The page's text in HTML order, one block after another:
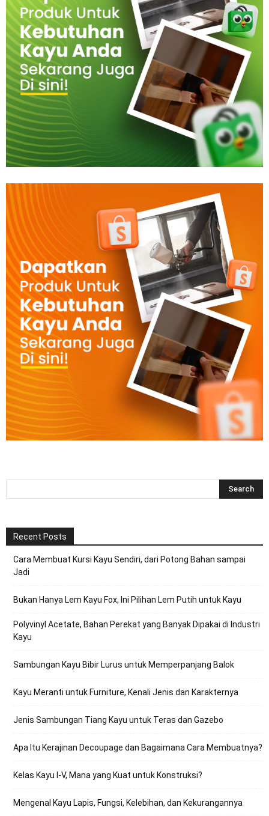
Recent Posts
Cara Membuat Kursi Kayu Sendiri, dari Potong Bahan sampai
Jadi
Bukan Hanya Lem Kayu Fox, Ini Pilihan Lem Putih untuk Kayu
Polyvinyl Acetate, Bahan Perekat yang Banyak Dipakai di Industri
Kayu
Sambungan Kayu Bibir Lurus untuk Memperpanjang Balok
Kayu Meranti untuk Furniture, Kenali Jenis dan Karakternya
Jenis Sambungan Tiang Kayu untuk Teras dan Gazebo
Apa Itu Kerajinan Decoupage dan Bagaimana Cara Membuatnya?
Kelas Kayu I-V, Mana yang Kuat untuk Konstruksi?
Mengenal Kayu Lapis, Fungsi, Kelebihan, dan Kekurangannya